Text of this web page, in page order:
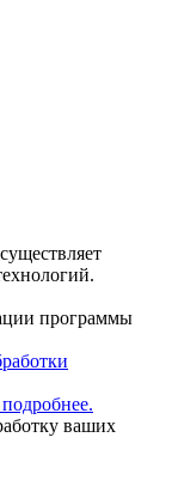
программы
ваших